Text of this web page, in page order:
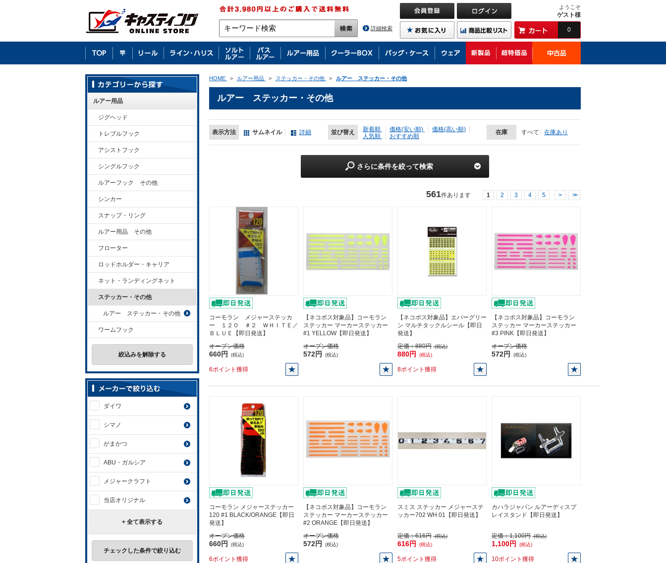
詳細検索
ようこそ
ゲスト様
0
HOME > ルアー用品 > ステッカー・その他 > ルアー ステッカー・その他
ルアー ステッカー・その他
表示方法 サムネイル 詳細 並び替え 新着順 価格(安い順)
価格(高い順)
人気順
おすすめ順
在庫 すべて 在庫あり
さらに条件を絞って検索
561件あります 1 2 3 4 5 > >>
コーモラン メジャーステッカ
ー １２０ ＃２ ＷＨＩＴＥ／
ＢＬＵＥ【即日発送】
オープン価格
660円 (税込)
6ポイント獲得
【ネコポス対象品】コーモラン
ステッカー マーカーステッカー
#1 YELLOW【即日発送】
オープン価格
572円 (税込)
【ネコポス対象品】エバーグリー
ン マルチタックルシール【即日
発送】
定価：880円 (税込)
880円 (税込)
8ポイント獲得
【ネコポス対象品】コーモラン
ステッカー マーカーステッカー
#3 PINK【即日発送】
オープン価格
572円 (税込)
コーモラン メジャーステッカー
120 #1 BLACK/ORANGE【即日
発送】
オープン価格
660円 (税込)
6ポイント獲得
【ネコポス対象品】コーモラン
ステッカー マーカーステッカー
#2 ORANGE【即日発送】
オープン価格
572円 (税込)
スミス ステッカー メジャーステ
ッカー702 WH 01【即日発送】
定価：616円 (税込)
616円 (税込)
5ポイント獲得
カハラジャパン ルアーディスプ
レイスタンド【即日発送】
定価：1,100円 (税込)
1,100円 (税込)
10ポイント獲得
ルアー用品
ジグヘッド
トレブルフック
アシストフック
シングルフック
ルアーフック その他
シンカー
スナップ・リング
ルアー用品 その他
フローター
ロッドホルダー・キャリア
ネット・ランディングネット
ステッカー・その他
ルアー ステッカー・その他
ワームフック
絞込みを解除する
ダイワ
シマノ
がまかつ
ABU・ガルシア
メジャークラフト
当店オリジナル
+ 全て表示する
チェックした条件で絞り込む